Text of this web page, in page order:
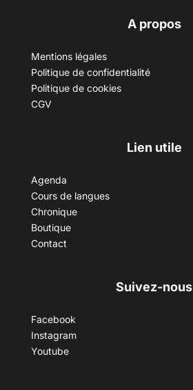
A propos
Mentions légales
Politique de confidentialité
Politique de cookies
CGV
Lien utile
Agenda
Cours de langues
Chronique
Boutique
Contact
Suivez-nous
Facebook
Instagram
Youtube